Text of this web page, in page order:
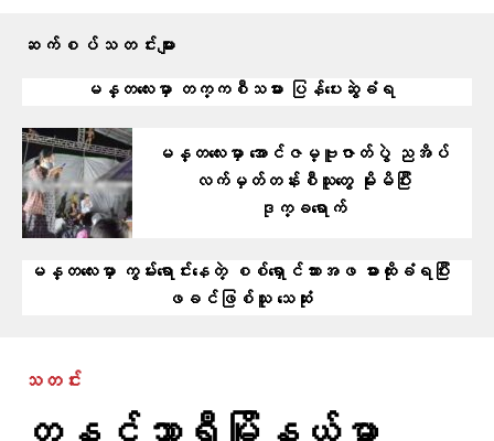
ဆက်စပ်သတင်းများ
မန္တလေးမှာ တက္ကစီသမား ပြန်ပေးဆွဲခံရ
မန္တလေးမှာ အောင်ဇမ္ဗူဇာတ်ပွဲ ညအိပ်
လက်မှတ်တန်းစီသူတွေ မိုးမိပြီး
ဒုက္ခရောက်
မန္တလေးမှာ ကွမ်းရောင်းနေတဲ့ စစ်ရှောင်သားအဖ ဓားထိုးခံရပြီး
ဖခင်ဖြစ်သူ သေဆုံး
သတင်း